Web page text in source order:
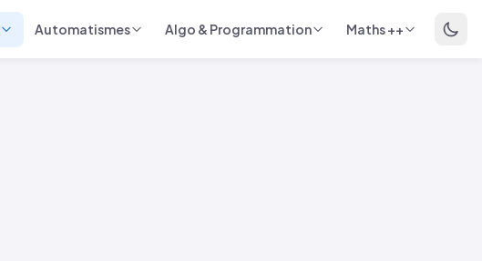
Automatismes Algo & Programmation Maths ++